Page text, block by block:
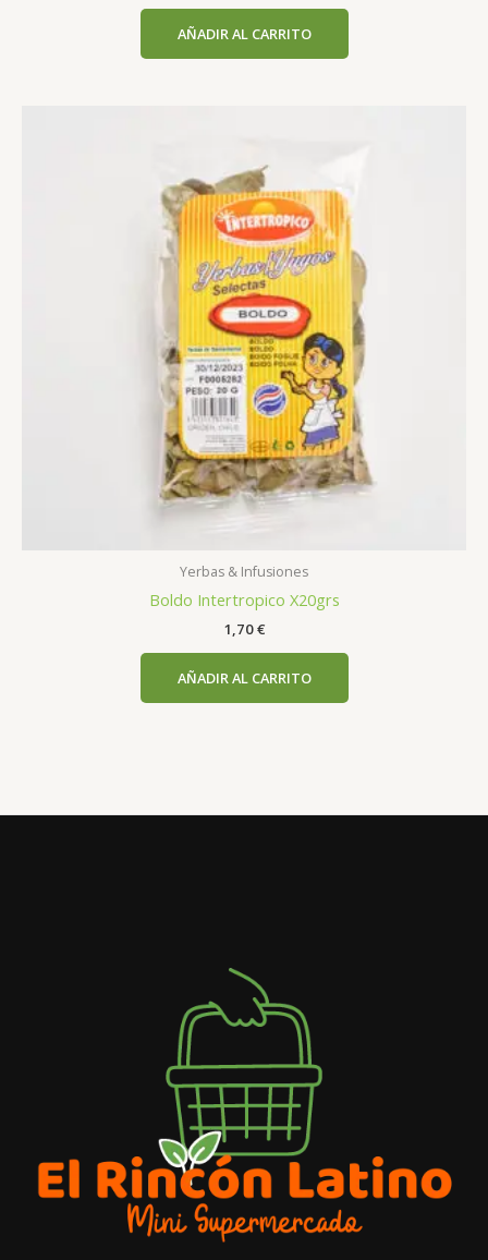
AÑADIR AL CARRITO
Yerbas & Infusiones
Boldo Intertropico X20grs
1,70€
AÑADIR AL CARRITO